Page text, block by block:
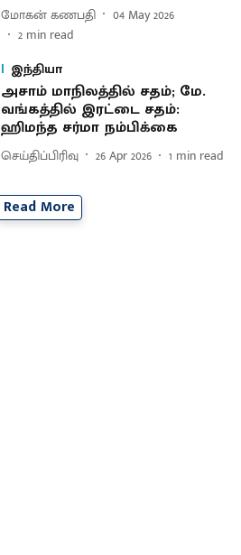
மோகன் கணபதி
04 May 2026
2 min read
இந்தியா
அசாம் மாநிலத்தில் சதம்; மே.
வங்கத்தில் இரட்டை சதம்:
ஹிமந்த சர்மா நம்பிக்கை
செய்திப்பிரிவு 26 Apr 2026 1 min read
Read More